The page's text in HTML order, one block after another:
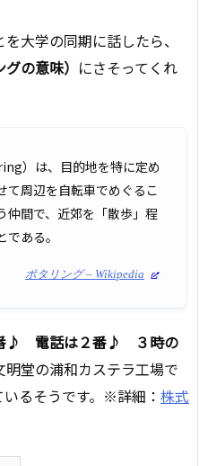
大学の同期に話したら、
の意味） にさそってくれ
）は、目的地を特に定め
て周辺を自転車でめぐるこ
仲間で、近郊を「散歩」程
ある。
ポタリング – Wikipedia
♪ 電話は２番♪ ３時の
明堂の浦和カステラ工場で
るそうです。※詳細： 株式